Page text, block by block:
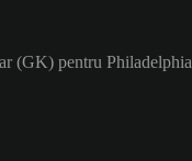
(GK) pentru